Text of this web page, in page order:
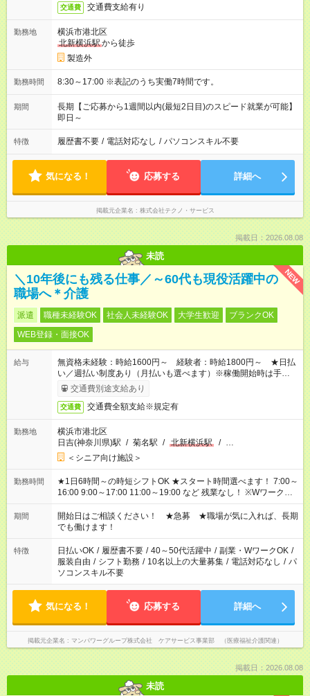
交通費 交通費支給有り
勤務地
横浜市港北区
北新横浜駅から徒歩
製造外
勤務時間 8:30～17:00 ※表記のうち実働7時間です。
期間
長期【ご応募から1週間以内(最短2日目)のスピード就業が可能】
即日～
特徴 履歴書不要 / 電話対応なし / パソコンスキル不要
気になる！ 応募する 詳細へ
掲載元企業名 株式会社テクノ・サービス
掲載日：2026.08.08
未読
NEW
＼10年後にも残る仕事／～60代も現役活躍中の
職場へ＊介護
派遣 職種未経験OK 社会人未経験OK 大学生歓迎
ブランクOK
WEB登録・面接OK
給与
無資格未経験：時給1600円～ 経験者：時給1800円～ ★日払
い／週払い制度あり（月払いも選べます）※稼働開始時は手続き
完了次第のお支払いとなります。
交通費別途支給あり
交通費 交通費全額支給※規定有
勤務地
横浜市港北区
日吉(神奈川県)駅 / 菊名駅 / 北新横浜駅 / …
＜シニア向け施設＞
勤務時間
★1日6時間～の時短シフトOK ★スタート時間選べます！ 7:00～
16:00 9:00～17:00 11:00～19:00 など 残業なし！ ※Wワークの
場合、他のお仕事と合わせ週40時間超の就業はご案内できませ
ん ※法令に基づき、週20時間以上勤務は社会保険への加入対象
となります ※労働者派遣法（日雇い派遣の原則禁止）により、
短時間・短期間の就業はご案内が難しい場合があります
期間
開始日はご相談ください！ ★急募 ★職場が気に入れば、長期
でも働けます！
特徴 日払いOK / 履歴書不要 / 40～50代活躍中 / 副業・WワークOK /
服装自由 / シフト勤務 / 10名以上の大量募集 / 電話対応なし / パ
ソコンスキル不要
気になる！ 応募する 詳細へ
掲載元企業名 マンパワーグループ株式会社 ケアサービス事業部 （医療福祉介護関連）
掲載日：2026.08.08
未読